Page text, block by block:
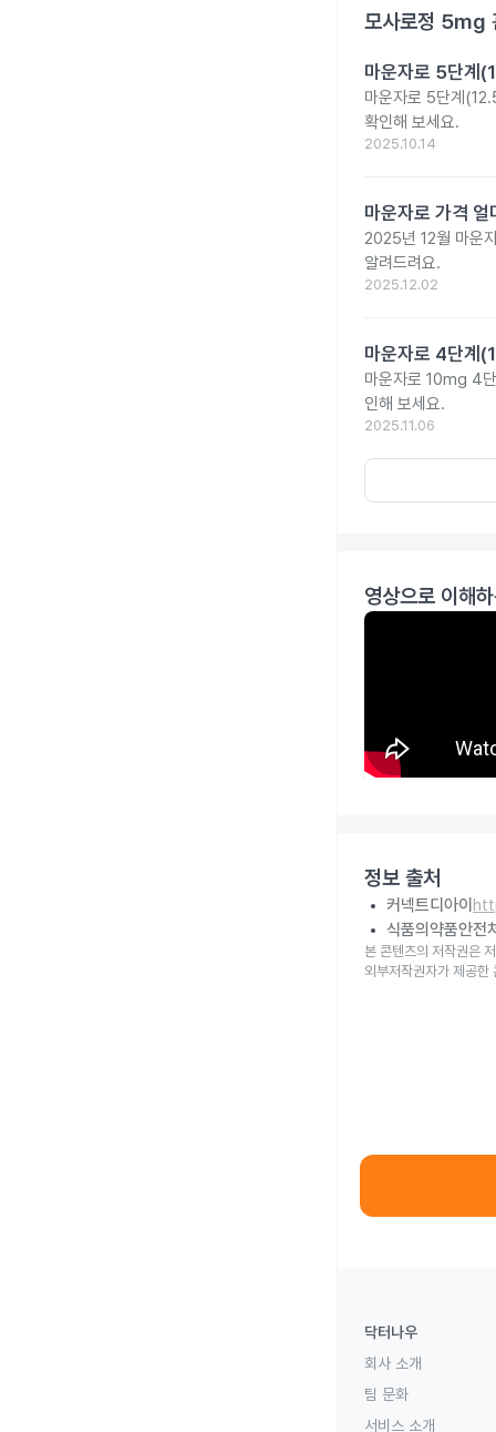
모사로정 5mg
마운자로 5단계
마운자로 5단계
확인해 보세요.
2025.10.14
마운자로 가격
2025년 12월 마운
알려드려요.
2025.12.02
마운자로 4단계
마운자로 10mg 4
인해 보세요.
2025.11.06
영상으로 이해
정보 출처
커넥트디아이
식품의약품안전
본 콘텐츠의 저작권은
외부저작권자가 제공한
닥터나우
회사 소개
팀 문화
서비스 소개